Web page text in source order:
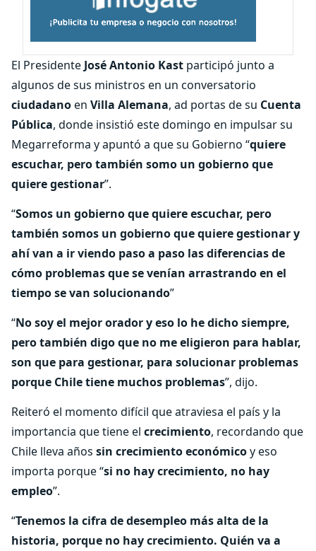
El Presidente José Antonio Kast participó junto a
algunos de sus ministros en un conversatorio
ciudadanoen Villa Alemana, ad portas de su Cuenta
Pública, donde insistió este domingo en impulsar su
Megarreforma y apuntó a que su Gobierno “quiere
escuchar, pero también somo un gobierno que
quiere gestionar”.
“Somos un gobierno que quiere escuchar, pero
también somos un gobierno que quiere gestionar y
ahí van a ir viendo paso a paso las diferencias de
cómo problemas que se venían arrastrando en el
tiempo se van solucionando”
“No soy el mejor orador y eso lo he dicho siempre,
pero también digo que no me eligieron para hablar,
son que para gestionar, para solucionar problemas
porque Chile tiene muchos problemas”, dijo.
Reiteró el momento difícil que atraviesa el país y la
importancia que tiene el crecimiento, recordando que
Chile lleva años sin crecimiento económicoy eso
importa porque “si no hay crecimiento, no hay
empleo”.
“Tenemos la cifra de desempleo más alta de la
historia, porque no hay crecimiento. Quién va a